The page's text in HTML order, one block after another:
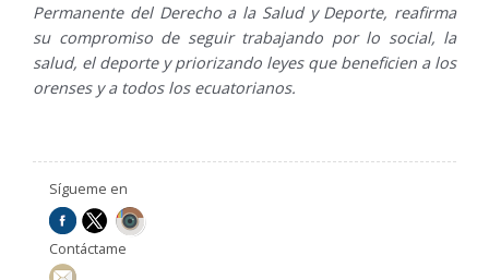
Permanente del Derecho a la Salud y Deporte, reafirma
su compromiso de seguir trabajando por lo social, la
salud, el deporte y priorizando leyes que beneficien a los
orenses y a todos los ecuatorianos.
Sígueme en
Contáctame